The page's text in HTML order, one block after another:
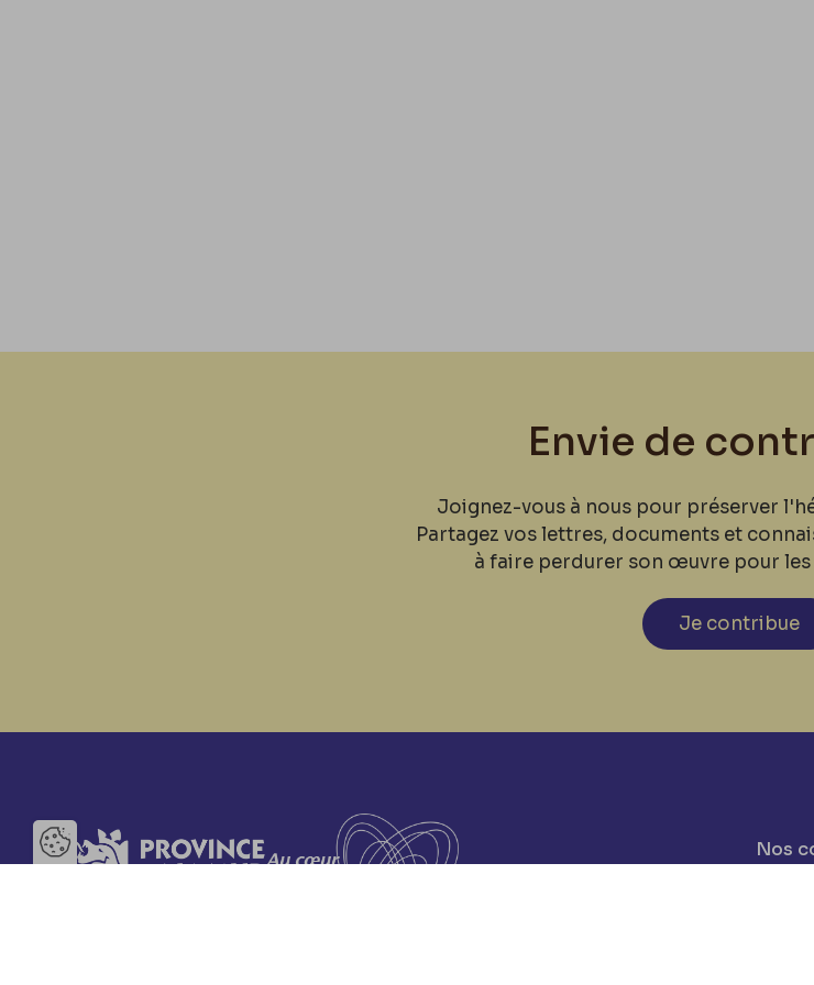
Envie de
Joignez-vous à nous pour préserver
Partagez vos lettres, documents et
à faire perdurer son œuvre pour
Je contribue
Nos
Ouvrir la barre de gestion des cookies